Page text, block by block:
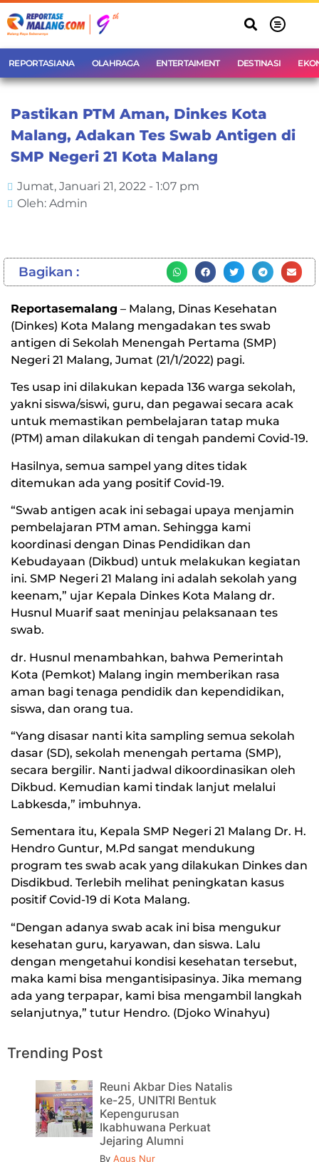
REPORTASIANA OLAHRAGA ENTERTAIMENT DESTINASI
Pastikan PTM Aman, Dinkes Kota
Malang, Adakan Tes Swab Antigen di
SMP Negeri 21 Kota Malang
Jumat, Januari 21, 2022 - 1:07 pm
Oleh: Admin
Bagikan :
Reportasemalang – Malang, Dinas Kesehatan
(Dinkes) Kota Malang mengadakan tes swab
antigen di Sekolah Menengah Pertama (SMP)
Negeri 21 Malang, Jumat (21/1/2022) pagi.
Tes usap ini dilakukan kepada 136 warga sekolah,
yakni siswa/siswi, guru, dan pegawai secara acak
untuk memastikan pembelajaran tatap muka
(PTM) aman dilakukan di tengah pandemi Covid-19.
Hasilnya, semua sampel yang dites tidak
ditemukan ada yang positif Covid-19.
“Swab antigen acak ini sebagai upaya menjamin
pembelajaran PTM aman. Sehingga kami
koordinasi dengan Dinas Pendidikan dan
Kebudayaan (Dikbud) untuk melakukan kegiatan
ini. SMP Negeri 21 Malang ini adalah sekolah yang
keenam,” ujar Kepala Dinkes Kota Malang dr.
Husnul Muarif saat meninjau pelaksanaan tes
swab.
dr. Husnul menambahkan, bahwa Pemerintah
Kota (Pemkot) Malang ingin memberikan rasa
aman bagi tenaga pendidik dan kependidikan,
siswa, dan orang tua.
“Yang disasar nanti kita sampling semua sekolah
dasar (SD), sekolah menengah pertama (SMP),
secara bergilir. Nanti jadwal dikoordinasikan oleh
Dikbud. Kemudian kami tindak lanjut melalui
Labkesda,” imbuhnya.
Sementara itu, Kepala SMP Negeri 21 Malang Dr. H.
Hendro Guntur, M.Pd sangat mendukung
program tes swab acak yang dilakukan Dinkes dan
Disdikbud. Terlebih melihat peningkatan kasus
positif Covid-19 di Kota Malang.
“Dengan adanya swab acak ini bisa mengukur
kesehatan guru, karyawan, dan siswa. Lalu
dengan mengetahui kondisi kesehatan tersebut,
maka kami bisa mengantisipasinya. Jika memang
ada yang terpapar, kami bisa mengambil langkah
selanjutnya,” tutur Hendro. (Djoko Winahyu)
Trending Post
Reuni Akbar Dies Natalis
ke-25, UNITRI Bentuk
Kepengurusan
Ikabhuwana Perkuat
Jejaring Alumni
By Agus Nur